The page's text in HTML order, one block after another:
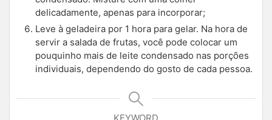
delicadamente, apenas para incorporar;
Leve à geladeira por 1 hora para gelar. Na hora de
servir a salada de frutas, você pode colocar um
pouquinho mais de leite condensado nas porções
individuais, dependendo do gosto de cada pessoa.